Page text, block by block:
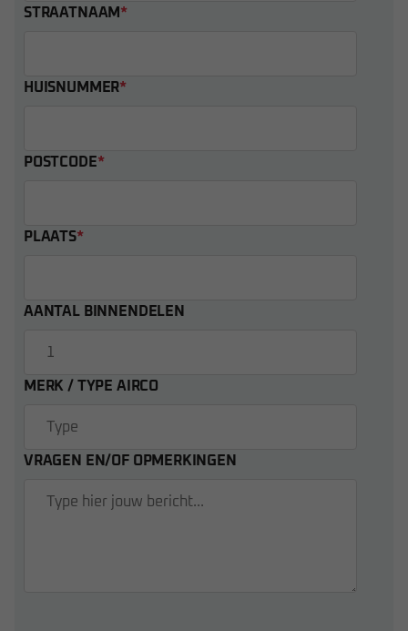
STRAATNAAM *
HUISNUMMER*
POSTCODE*
PLAATS*
AANTAL BINNENDELEN
MERK / TYPE AIRCO
VRAGEN EN/OF OPMERKINGEN